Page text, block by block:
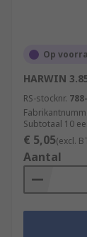
Op
HARWIN
RS-stocknr.
Subtotaal 10
€ 5,05(excl.
Aantal